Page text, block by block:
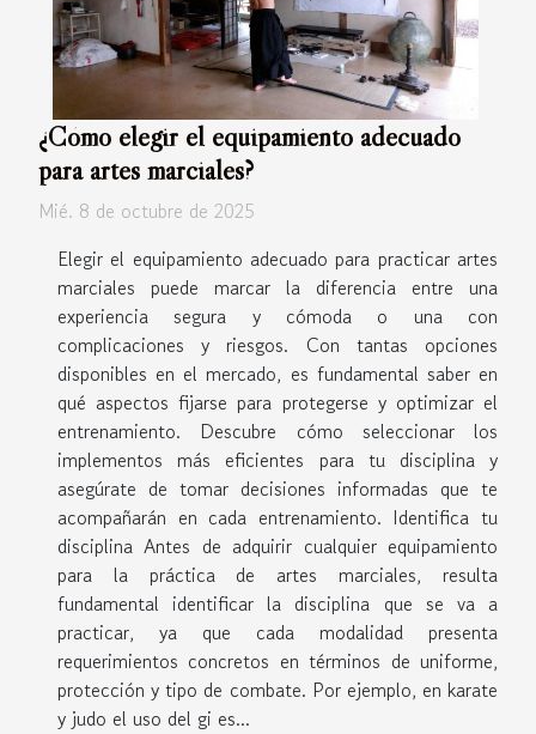
¿Cómo elegir el equipamiento adecuado
para artes marciales?
Mié. 8 de octubre de 2025
Elegir el equipamiento adecuado para practicar artes
marciales puede marcar la diferencia entre una
experiencia segura y cómoda o una con
complicaciones y riesgos. Con tantas opciones
disponibles en el mercado, es fundamental saber en
qué aspectos fijarse para protegerse y optimizar el
entrenamiento. Descubre cómo seleccionar los
implementos más eficientes para tu disciplina y
asegúrate de tomar decisiones informadas que te
acompañarán en cada entrenamiento. Identifica tu
disciplina Antes de adquirir cualquier equipamiento
para la práctica de artes marciales, resulta
fundamental identificar la disciplina que se va a
practicar, ya que cada modalidad presenta
requerimientos concretos en términos de uniforme,
protección y tipo de combate. Por ejemplo, en karate
y judo el uso del gi es...